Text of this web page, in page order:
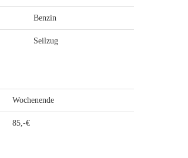
Benzin
Seilzug
Wochenende
85,-€